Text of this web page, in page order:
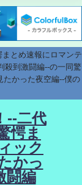
とめ速報にロマンテ
殺到激闘編--の一同驚
たかった夜空編--僕の
--二代
愕ま
ック
かっ
闘編